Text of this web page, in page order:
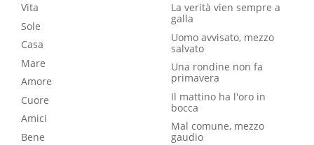
Vita
Sole
Casa
Mare
Amore
Cuore
Amici
Bene
La verità vien sempre a
galla
Uomo avvisato, mezzo
salvato
Una rondine non fa
primavera
Il mattino ha l'oro in
bocca
Mal comune, mezzo
gaudio